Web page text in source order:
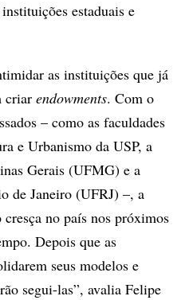
estaduais e
as instituições que já
criar endowments. Com o
– como as faculdades
e Urbanismo da USP, a
Gerais (UFMG) e a
de Janeiro (UFRJ) –, a
no país nos próximos
Depois que as
seus modelos e
segui-las”, avalia Felipe